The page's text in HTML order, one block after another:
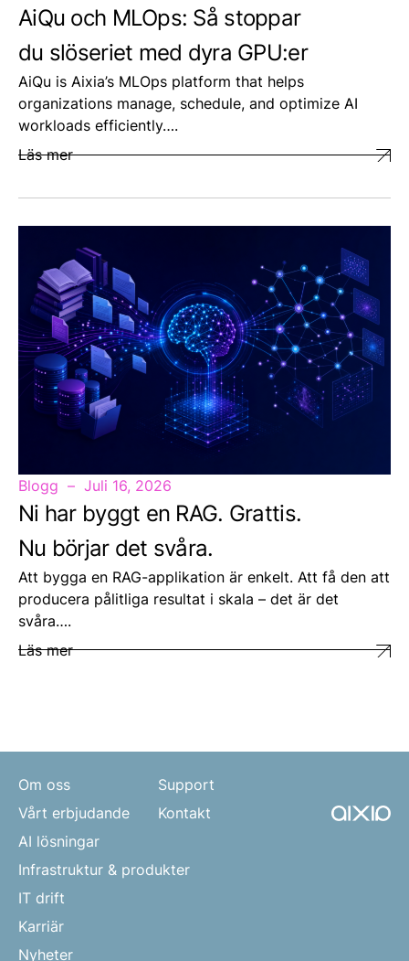
AiQu och MLOps: Så stoppar
du slöseriet med dyra GPU:er
AiQu is Aixia’s MLOps platform that helps
organizations manage, schedule, and optimize AI
workloads efficiently….
Läs mer
Blogg Juli 16, 2026
Ni har byggt en RAG. Grattis.
Nu börjar det svåra.
Att bygga en RAG-applikation är enkelt. Att få den att
producera pålitliga resultat i skala – det är det
svåra….
Läs mer
Om oss
Vårt erbjudande
AI lösningar
Infrastruktur & produkter
IT drift
Karriär
Nyheter
Support
Kontakt